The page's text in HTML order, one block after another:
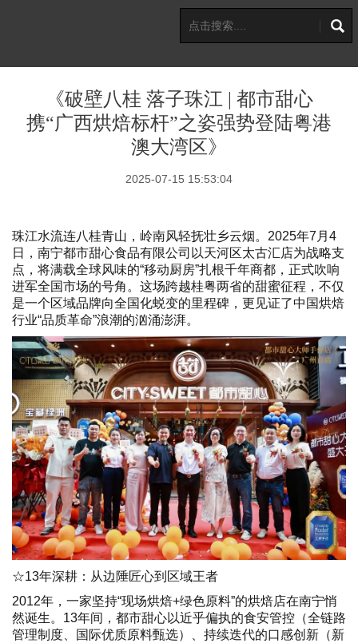
《破壁八桂 落子珠江 | 都市甜心
携“广西烘焙标杆”之姿强势登陆粤港
澳大湾区》
2025-07-15 15:53:04
珠江水流连八桂青山，岭南风轻抚壮乡云烟。2025年7月4
日，南宁都市甜心食品有限公司以天河区太古汇店为战略支
点，将满载全球风味的“移动厨房”扎根千年商都，正式吹响
进军全国市场的号角。这场跨越桂粤两省的甜蜜征程，不仅
是一个区域品牌向全国化蜕变的里程碑，更见证了中国烘焙
行业“品质革命”浪潮的汹涌澎湃。
☆13年深耕：从边陲匠心到区域王者
2012年，一家坚持“现场烘焙+绿色原料”的烘焙店在南宁悄
然诞生。13年间，都市甜心以近乎偏执的食安管控（全链路
管理制度、国际优质原料甄选）、持续迭代的口感创新（新